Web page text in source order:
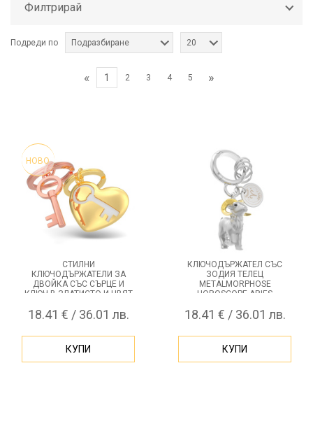
Филтрирай
Подреди по Подразбиране 20
« 1 2 3 4 5 »
НОВО
СТИЛНИ
КЛЮЧОДЪРЖАТЕЛИ ЗА
ДВОЙКА СЪС СЪРЦE И
КЛЮЧ В ЗЛАТИСТО И ЦВЯТ
METALMORPHOSE KEY TO
MY HEART
18.41 € / 36.01 лв.
КУПИ
КЛЮЧОДЪРЖАТЕЛ СЪС
ЗОДИЯ ТЕЛЕЦ
METALMORPHOSE
HOROSCOPE ARIES
18.41 € / 36.01 лв.
КУПИ